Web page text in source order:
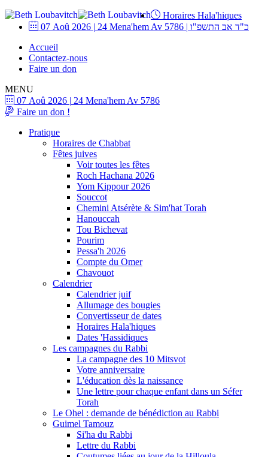
Horaires Hala'hiques
07 Aoû 2026 | 24 Mena'hem Av 5786 | כ"ד אב התשפ"ו
Accueil
Contactez-nous
Faire un don
MENU
07 Aoû 2026 | 24 Mena'hem Av 5786
Faire un don !
Pratique
Horaires de Chabbat
Fêtes juives
Voir toutes les fêtes
Roch Hachana 2026
Yom Kippour 2026
Souccot
Chemini Atsérète & Sim'hat Torah
Hanouccah
Tou Bichevat
Pourim
Pessa'h 2026
Compte du Omer
Chavouot
Calendrier
Calendrier juif
Allumage des bougies
Convertisseur de dates
Horaires Hala'hiques
Dates 'Hassidiques
Les campagnes du Rabbi
La campagne des 10 Mitsvot
Votre anniversaire
L'éducation dès la naissance
Une lettre pour chaque enfant dans un Séfer
Torah
Le Ohel : demande de bénédiction au Rabbi
Guimel Tamouz
Si'ha du Rabbi
Lettre du Rabbi